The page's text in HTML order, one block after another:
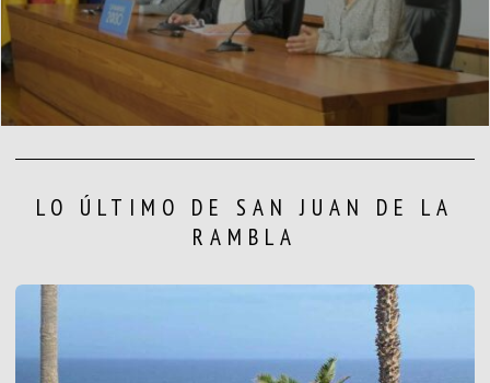
LO ÚLTIMO DE SAN JUAN DE LA
RAMBLA